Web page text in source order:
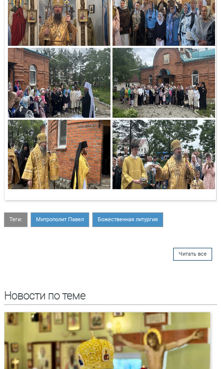
Теги: Митрополит Павел Божественная литургия
Читать все
Новости по теме